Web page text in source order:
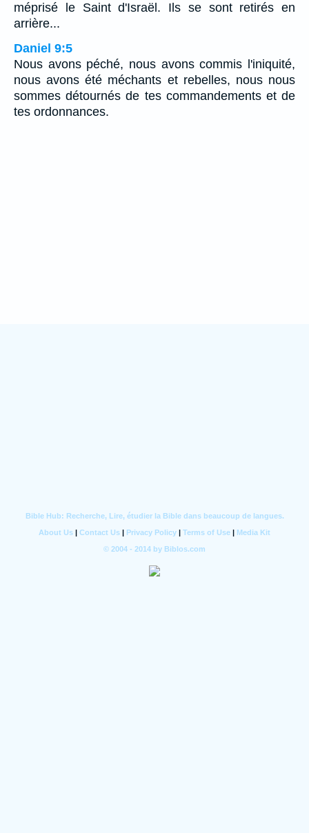
méprisé le Saint d'Israël. Ils se sont retirés en
arrière...
Daniel 9:5
Nous avons péché, nous avons commis l'iniquité,
nous avons été méchants et rebelles, nous nous
sommes détournés de tes commandements et de
tes ordonnances.